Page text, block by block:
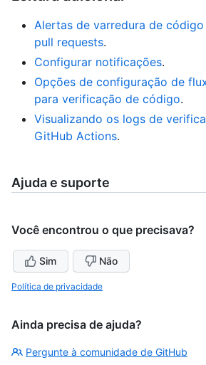
Alertas de varredura de
pull requests.
Configurar notificações.
Opções de configuração de
para verificação de código.
Visualizando os logs de
GitHub Actions.
Ajuda e suporte
Você encontrou o que precisava?
Sim Não
Política de privacidade
Ainda precisa de ajuda?
Pergunte à comunidade de GitHub